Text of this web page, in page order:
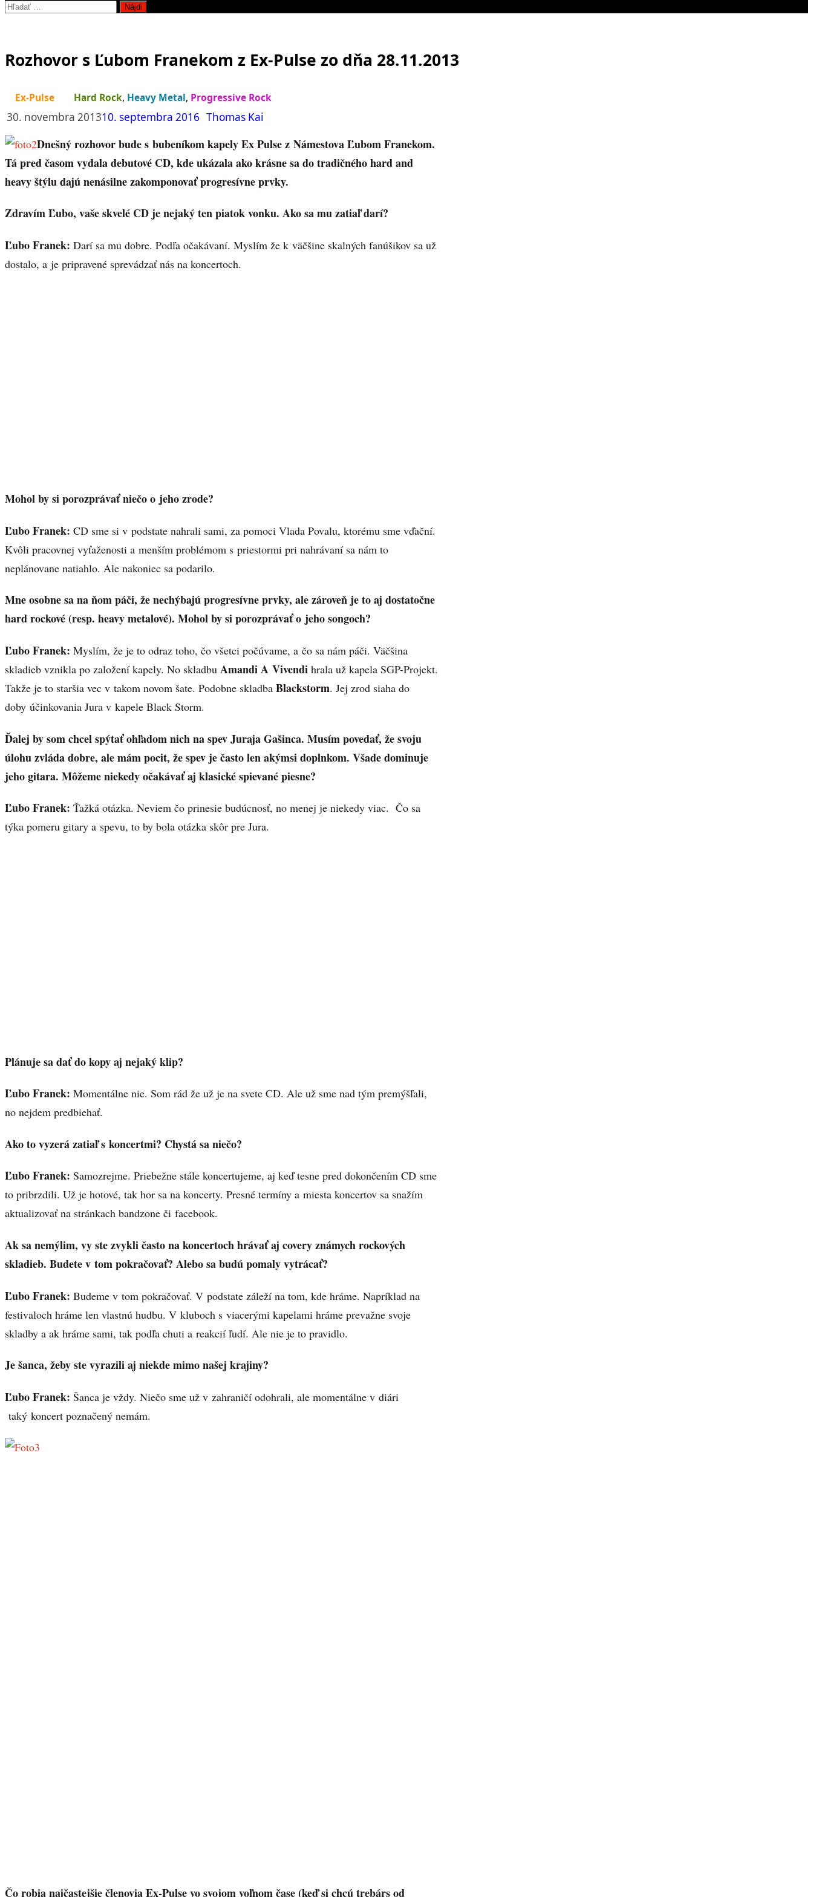
Hľadať:
Rozhovor s Ľubom Franekom z Ex-Pulse zo dňa 28.11.2013
Ex-Pulse Hard Rock, Heavy Metal, Progressive Rock
30. novembra 201310. septembra 2016 Thomas Kai
Dnešný rozhovor bude s bubeníkom kapely Ex Pulse z Námestova Ľubom Franekom.
Tá pred časom vydala debutové CD, kde ukázala ako krásne sa do tradičného hard and
heavy štýlu dajú nenásilne zakomponovať progresívne prvky.
Zdravím Ľubo, vaše skvelé CD je nejaký ten piatok vonku. Ako sa mu zatiaľ darí?
Ľubo Franek: Darí sa mu dobre. Podľa očakávaní. Myslím že k väčšine skalných fanúšikov sa už
dostalo, a je pripravené sprevádzať nás na koncertoch.
Mohol by si porozprávať niečo o jeho zrode?
Ľubo Franek: CD sme si v podstate nahrali sami, za pomoci Vlada Povalu, ktorému sme vďační.
Kvôli pracovnej vyťaženosti a menším problémom s priestormi pri nahrávaní sa nám to
neplánovane natiahlo. Ale nakoniec sa podarilo.
Mne osobne sa na ňom páči, že nechýbajú progresívne prvky, ale zároveň je to aj dostatočne
hard rockové (resp. heavy metalové). Mohol by si porozprávať o jeho songoch?
Ľubo Franek: Myslím, že je to odraz toho, čo všetci počúvame, a čo sa nám páči. Väčšina
skladieb vznikla po založení kapely. No skladbu Amandi A Vivendi hrala už kapela SGP-Projekt.
Takže je to staršia vec v takom novom šate. Podobne skladba Blackstorm. Jej zrod siaha do
doby účinkovania Jura v kapele Black Storm.
Ďalej by som chcel spýtať ohľadom nich na spev Juraja Gašinca. Musím povedať, že svoju
úlohu zvláda dobre, ale mám pocit, že spev je často len akýmsi doplnkom. Všade dominuje
jeho gitara. Môžeme niekedy očakávať aj klasické spievané piesne?
Ľubo Franek: Ťažká otázka. Neviem čo prinesie budúcnosť, no menej je niekedy viac. Čo sa
týka pomeru gitary a spevu, to by bola otázka skôr pre Jura.
Plánuje sa dať do kopy aj nejaký klip?
Ľubo Franek: Momentálne nie. Som rád že už je na svete CD. Ale už sme nad tým premýšľali,
no nejdem predbiehať.
Ako to vyzerá zatiaľ s koncertmi? Chystá sa niečo?
Ľubo Franek: Samozrejme. Priebežne stále koncertujeme, aj keď tesne pred dokončením CD sme
to pribrzdili. Už je hotové, tak hor sa na koncerty. Presné termíny a miesta koncertov sa snažím
aktualizovať na stránkach bandzone či facebook.
Ak sa nemýlim, vy ste zvykli často na koncertoch hrávať aj covery známych rockových
skladieb. Budete v tom pokračovať? Alebo sa budú pomaly vytrácať?
Ľubo Franek: Budeme v tom pokračovať. V podstate záleží na tom, kde hráme. Napríklad na
festivaloch hráme len vlastnú hudbu. V kluboch s viacerými kapelami hráme prevažne svoje
skladby a ak hráme sami, tak podľa chuti a reakcií ľudí. Ale nie je to pravidlo.
Je šanca, žeby ste vyrazili aj niekde mimo našej krajiny?
Ľubo Franek: Šanca je vždy. Niečo sme už v zahraničí odohrali, ale momentálne v diári
taký koncert poznačený nemám.
Čo robia najčastejšie členovia Ex-Pulse vo svojom voľnom čase (keď si chcú trebárs od